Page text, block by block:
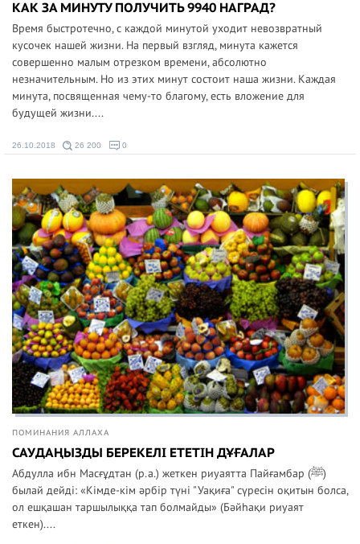
КАК ЗА МИНУТУ ПОЛУЧИТЬ 9940 НАГРАД?
Время быстротечно, с каждой минутой уходит невозвратный
кусочек нашей жизни. На первый взгляд, минута кажется
совершенно малым отрезком времени, абсолютно
незначительным. Но из этих минут состоит наша жизни. Каждая
минута, посвященная чему-то благому, есть вложение для
будущей жизни....
26.10.2018 26 200 0
ПОМИНАНИЯ АЛЛАХА
САУДАҢЫЗДЫ БЕРЕКЕЛІ ЕТЕТІН ДҰҒАЛАР
Абдулла ибн Масғұдтан (р.а.) жеткен риуаятта Пайғамбар (ﷺ)
былай дейді: «Кімде-кім әрбір түні "Уақиға" сүресін оқитын болса,
ол ешқашан таршылыққа тап болмайды» (Бәйһақи риуаят
еткен)....